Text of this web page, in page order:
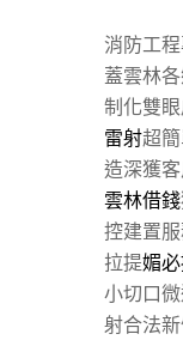
消防工
蓋雲林
制化雙
雷射超
造深獲
雲林借錢
控建置
拉提媚
小切口
射合法